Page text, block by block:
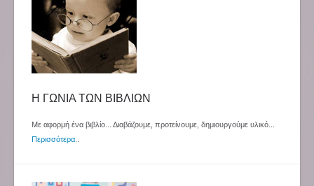
Η ΓΩΝΙΑ ΤΩΝ ΒΙΒΛΙΩΝ
Με αφορμή ένα βιβλίο... Διαβάζουμε, προτείνουμε, δημιουργούμε υλικό...
Περισσότερα